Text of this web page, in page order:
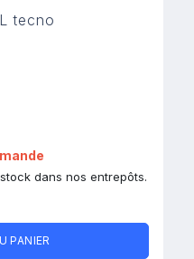
tecno
dans nos entrepôts.
PANIER